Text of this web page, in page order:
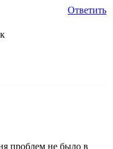
Ответить
проблем не было в